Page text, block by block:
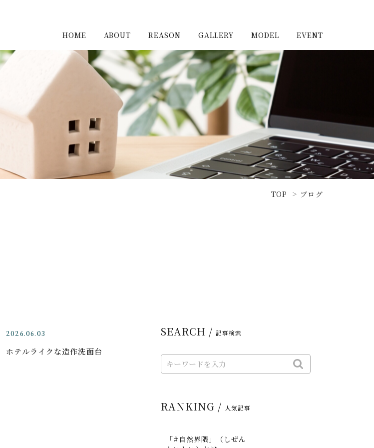
HOME ABOUT REASON GALLERY
施工実例（新築）
施工実例（リノベーショ
ン）
MODEL
浦和住宅公園
浦和住宅展示場Miraizu
大宮北ハウジングステージ
EVENT
TOP ブログ
2026.06.03
ホテルライクな造作洗面台
SEARCH / 記事検索
RANKING / 人気記事
「#自然界隈」（しぜん